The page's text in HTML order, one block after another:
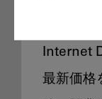
Internet
最新価格